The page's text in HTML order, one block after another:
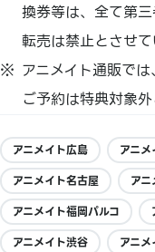
換券等は、全て第
転売は禁止とさせて
アニメイト通販で
ご予約は特典対象外
アニメイト広島
アニ
アニメイト名古屋
ア
アニメイト福岡パルコ
アニメイト渋谷
アニ